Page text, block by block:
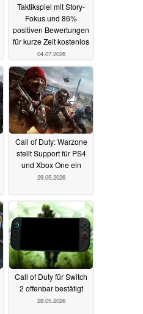
Taktikspiel mit Story-
Fokus und 86%
positiven Bewertungen
für kurze Zeit kostenlos
04.07.2026
Call of Duty: Warzone
stellt Support für PS4
und Xbox One ein
29.05.2026
Call of Duty für Switch
2 offenbar bestätigt
28.05.2026